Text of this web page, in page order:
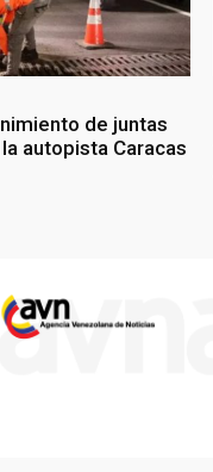
de juntas
autopista Caracas